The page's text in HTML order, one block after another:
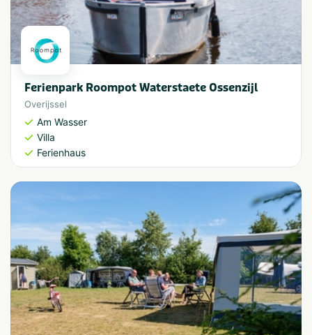
Ferienpark Roompot Waterstaete Ossenzijl
Overijssel
Am Wasser
Villa
Ferienhaus